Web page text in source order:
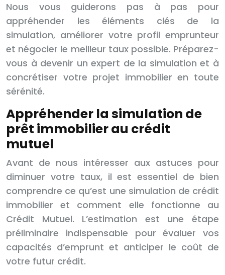
Nous vous guiderons pas à pas pour
appréhender les éléments clés de la
simulation, améliorer votre profil emprunteur
et négocier le meilleur taux possible. Préparez-
vous à devenir un expert de la simulation et à
concrétiser votre projet immobilier en toute
sérénité.
Appréhender la simulation de
prêt immobilier au crédit
mutuel
Avant de nous intéresser aux astuces pour
diminuer votre taux, il est essentiel de bien
comprendre ce qu’est une simulation de crédit
immobilier et comment elle fonctionne au
Crédit Mutuel. L’estimation est une étape
préliminaire indispensable pour évaluer vos
capacités d’emprunt et anticiper le coût de
votre futur crédit.